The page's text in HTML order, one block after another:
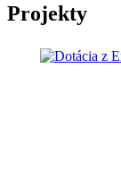
Projekty